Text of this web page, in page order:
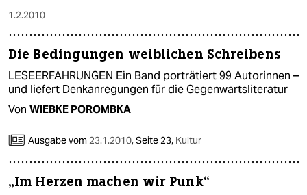
1.2.2010
Die Bedingungen weiblichen Schreibens
LESEERFAHRUNGEN Ein Band porträtiert 99 Autorinnen –
und liefert Denkanregungen für die Gegenwartsliteratur
Von WIEBKE POROMBKA
Ausgabe vom 23.1.2010,Seite 23, Kultur
„Im Herzen machen wir Punk“